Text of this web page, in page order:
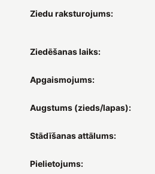
Ziedu raksturojums:
Ziedēšanas laiks:
Apgaismojums:
Augstums (zieds/lapas):
Stādīšanas attālums:
Pielietojums: